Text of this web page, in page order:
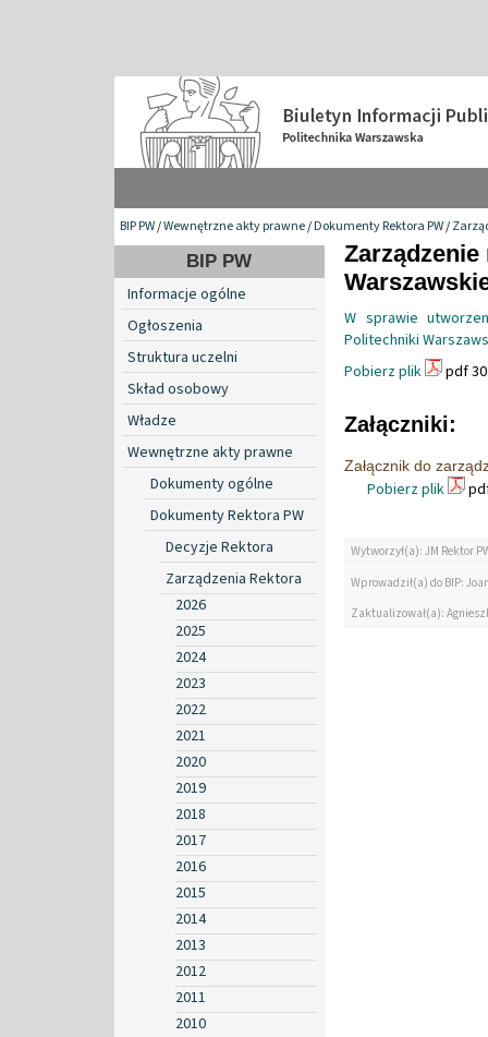
BIP PW/Wewnętrzne akty prawne/Dokumenty Rektora PW/
BIP PW
Informacje ogólne
Ogłoszenia
Struktura uczelni
Skład osobowy
Władze
Wewnętrzne akty prawne
Dokumenty ogólne
Dokumenty Rektora PW
Decyzje Rektora
Zarządzenia Rektora
2026
2025
2024
2023
2022
2021
2020
2019
2018
2017
2016
2015
2014
2013
2012
2011
2010
W sprawie
Politechniki
Pobierz plik
pdf
Załączniki:
Załącznik do
Pobierz plik
Wytworzył(a): JM Rektor
Wprowadził(a) do BIP:
Zaktualizował(a):